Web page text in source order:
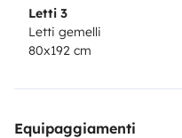
Letti 3
Letti gemelli
80x192 cm
Equipaggiamenti